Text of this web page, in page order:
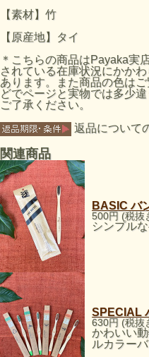
【素材】竹
【原産地】タイ
＊こちらの商品はPayaka実
されている在庫状況にかか
あります。また商品の色は
どでページと実物では多少
ご了承ください。
返品について
関連商品
BASIC バ
500円 (税抜
シンプル
SPECIAL
630円 (税抜
かわいい
ルカラー